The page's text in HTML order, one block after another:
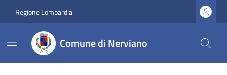
Regione Lombardia
Comune di Nerviano